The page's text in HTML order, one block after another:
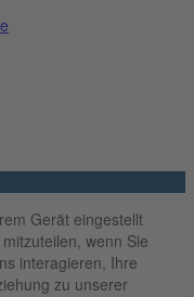
Gerät eingestellt
wenn Sie
interagieren, Ihre
zu unserer